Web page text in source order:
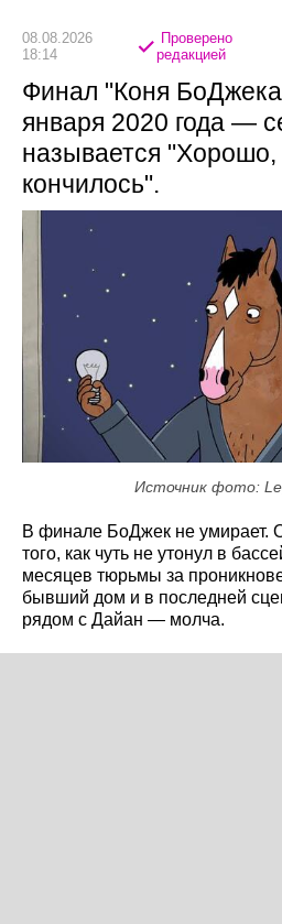
08.08.2026
18:14
Проверено
редакцией
Финал "Коня
января 2020 года —
называется "Хорошо,
кончилось".
Источник фото:
В финале БоДжек не умирает.
того, как чуть не утонул в
месяцев тюрьмы за
бывший дом и в последней
рядом с Дайан — молча.